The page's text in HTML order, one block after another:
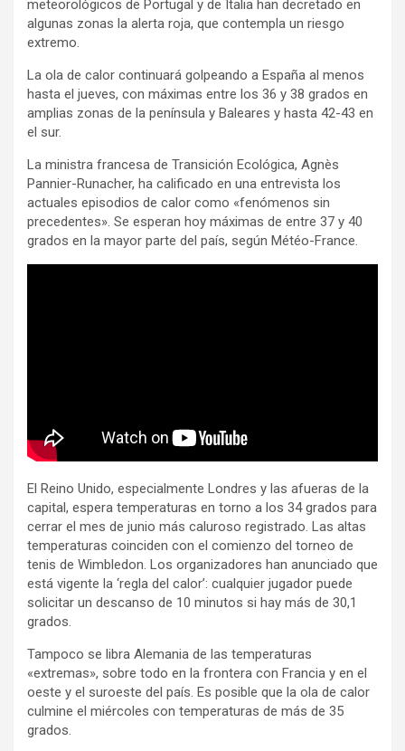
meteorológicos de Portugal y de Italia han decretado en
algunas zonas la alerta roja, que contempla un riesgo
extremo.
La ola de calor continuará golpeando a España al menos
hasta el jueves, con máximas entre los 36 y 38 grados en
amplias zonas de la península y Baleares y hasta 42-43 en
el sur.
La ministra francesa de Transición Ecológica, Agnès
Pannier-Runacher, ha calificado en una entrevista los
actuales episodios de calor como «fenómenos sin
precedentes». Se esperan hoy máximas de entre 37 y 40
grados en la mayor parte del país, según Météo-France.
El Reino Unido, especialmente Londres y las afueras de la
capital, espera temperaturas en torno a los 34 grados para
cerrar el mes de junio más caluroso registrado. Las altas
temperaturas coinciden con el comienzo del torneo de
tenis de Wimbledon. Los organizadores han anunciado que
está vigente la ‘regla del calor’: cualquier jugador puede
solicitar un descanso de 10 minutos si hay más de 30,1
grados.
Tampoco se libra Alemania de las temperaturas
«extremas», sobre todo en la frontera con Francia y en el
oeste y el suroeste del país. Es posible que la ola de calor
culmine el miércoles con temperaturas de más de 35
grados.